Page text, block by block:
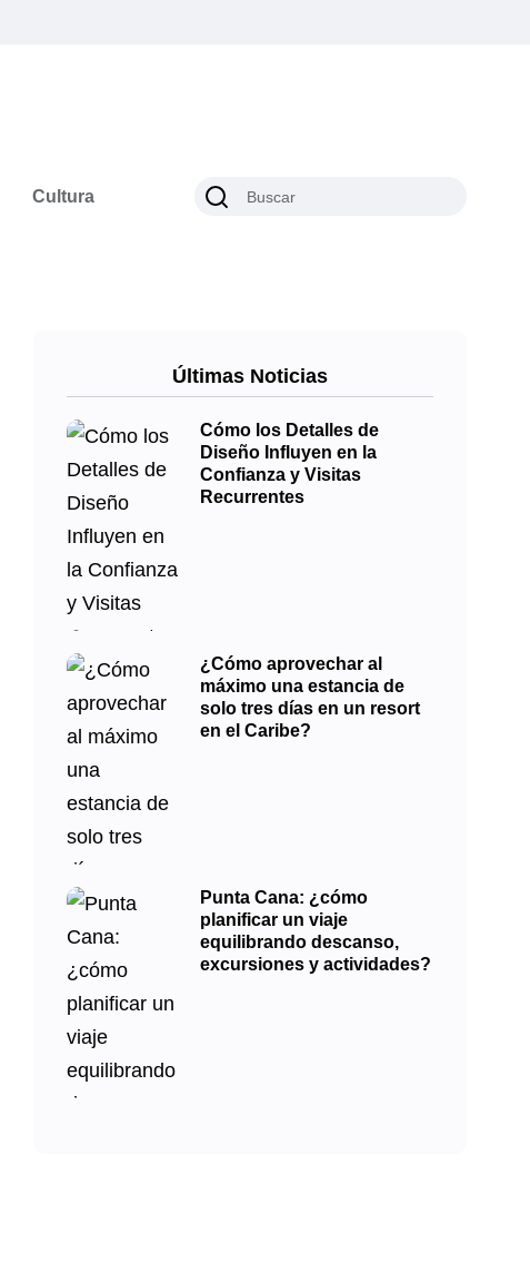
Cultura
Últimas Noticias
Cómo los Detalles de
Diseño Influyen en la
Confianza y Visitas
Recurrentes
¿Cómo aprovechar al
máximo una estancia de
solo tres días en un resort
en el Caribe?
Punta Cana: ¿cómo
planificar un viaje
equilibrando descanso,
excursiones y actividades?